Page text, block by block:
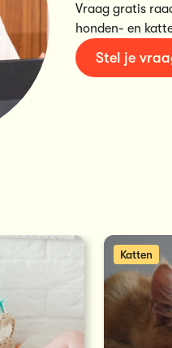
Vraag gratis
honden- en
Stel je
Katten